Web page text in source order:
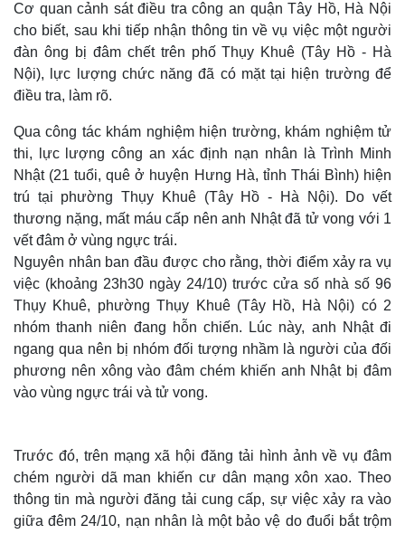
Cơ quan cảnh sát điều tra công an quận Tây Hồ, Hà Nội
cho biết, sau khi tiếp nhận thông tin về vụ việc một người
đàn ông bị đâm chết trên phố Thụy Khuê (Tây Hồ - Hà
Nội), lực lượng chức năng đã có mặt tại hiện trường để
điều tra, làm rõ.
Qua công tác khám nghiệm hiện trường, khám nghiệm tử
thi, lực lượng công an xác định nạn nhân là Trình Minh
Nhật (21 tuổi, quê ở huyện Hưng Hà, tỉnh Thái Bình) hiện
trú tại phường Thụy Khuê (Tây Hồ - Hà Nội). Do vết
thương nặng, mất máu cấp nên anh Nhật đã tử vong với 1
vết đâm ở vùng ngực trái.
Nguyên nhân ban đầu được cho rằng, thời điểm xảy ra vụ
việc (khoảng 23h30 ngày 24/10) trước cửa số nhà số 96
Thụy Khuê, phường Thụy Khuê (Tây Hồ, Hà Nội) có 2
nhóm thanh niên đang hỗn chiến. Lúc này, anh Nhật đi
ngang qua nên bị nhóm đối tượng nhầm là người của đối
phương nên xông vào đâm chém khiến anh Nhật bị đâm
vào vùng ngực trái và tử vong.
Trước đó, trên mạng xã hội đăng tải hình ảnh về vụ đâm
chém người dã man khiến cư dân mạng xôn xao. Theo
thông tin mà người đăng tải cung cấp, sự việc xảy ra vào
giữa đêm 24/10, nạn nhân là một bảo vệ do đuổi bắt trộm